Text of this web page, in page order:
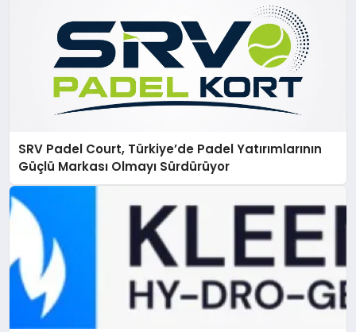
SRV Padel Court, Türkiye’de Padel Yatırımlarının
Güçlü Markası Olmayı Sürdürüyor